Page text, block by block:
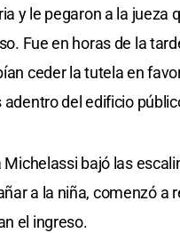
y le pegaron a la jueza
Fue en horas de la
ceder la tutela en
del edificio
Michelassi bajó las
a la niña, comenzó a
el ingreso.